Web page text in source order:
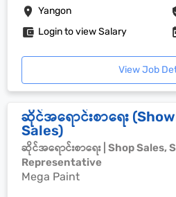
Yangon
Login to view Salary
View Job
ဆိုင်အရောင်းစာရေး
Sales)
ဆိုင်အရောင်းစာရေး | Shop Sales,
Representative
Mega Paint